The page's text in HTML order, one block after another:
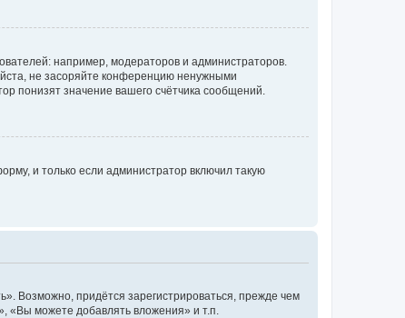
например, модераторов и администраторов.
не засоряйте конференцию ненужными
понизят значение вашего счётчика сообщений.
и только если администратор включил такую
Возможно, придётся зарегистрироваться, прежде чем
«Вы можете добавлять вложения» и т.п.